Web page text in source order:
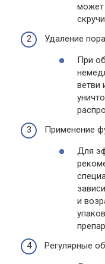
Удаление
При
ветви
Применение
Для
и
Регулярные